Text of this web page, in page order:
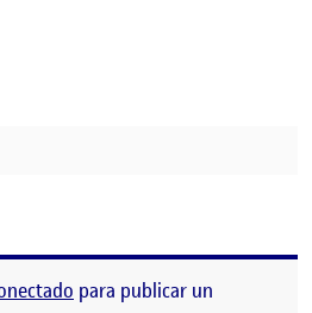
para publicar un